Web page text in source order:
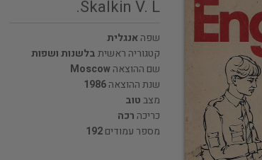
Skalkin V. L.
שפהאנגלית
קטגוריה ראשיתבלשנות ושפות
שם ההוצאהMoscow
שנת ההוצאה1986
מצבטוב
כריכה רכה
מספר עמודים192